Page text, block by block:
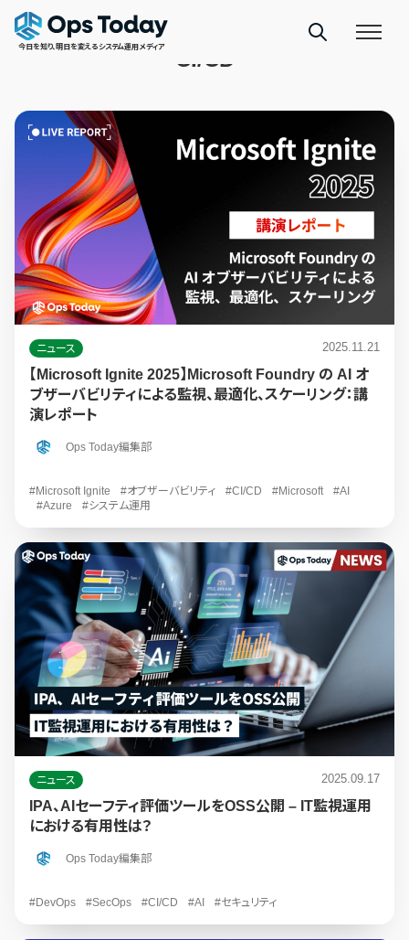
今日を知り、明日を変えるシステム運用メディア CI/CD
ニュース 2025.11.21
【Microsoft Ignite 2025】Microsoft Foundry の AI オ
ブザーバビリティによる監視、最適化、スケーリング：講
演レポート
Ops Today編集部
#Microsoft Ignite #オブザーバビリティ #CI/CD #Microsoft
#AI
#Azure
#システム運用
ニュース 2025.09.17
IPA、AIセーフティ評価ツールをOSS公開 – IT監視運用
における有用性は？
Ops Today編集部
#DevOps #SecOps #CI/CD #AI #セキュリティ